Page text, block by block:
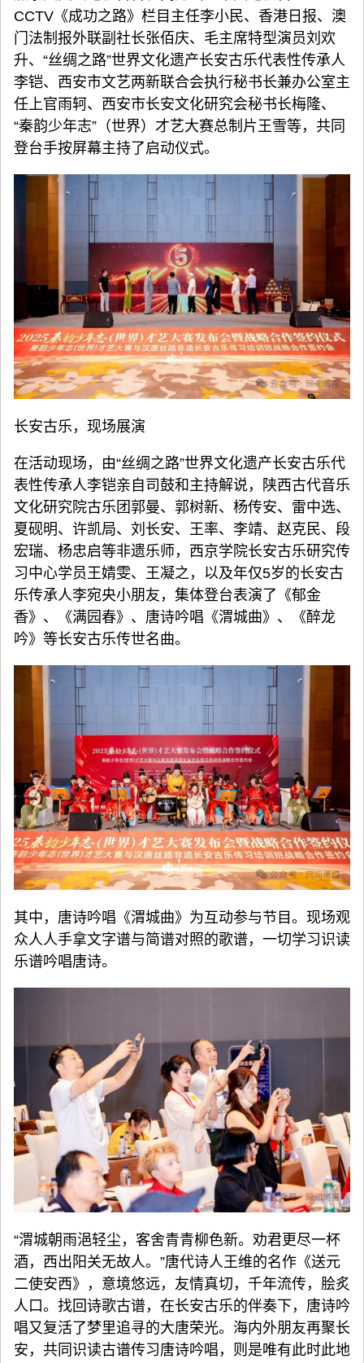
CCTV《成功之路》栏目主任李小民、香港日报、澳
门法制报外联副社长张佰庆、毛主席特型演员刘欢
升、“丝绸之路”世界文化遗产长安古乐代表性传承人
李铠、西安市文艺两新联合会执行秘书长兼办公室主
任上官雨轲、西安市长安文化研究会秘书长梅隆、
“秦韵少年志”（世界）才艺大赛总制片王雪等，共同
登台手按屏幕主持了启动仪式。
长安古乐，现场展演
在活动现场，由“丝绸之路”世界文化遗产长安古乐代
表性传承人李铠亲自司鼓和主持解说，陕西古代音乐
文化研究院古乐团郭曼、郭树新、杨传安、雷中选、
夏砚明、许凯局、刘长安、王率、李靖、赵克民、段
宏瑞、杨忠启等非遗乐师，西京学院长安古乐研究传
习中心学员王婧雯、王凝之，以及年仅5岁的长安古
乐传承人李宛央小朋友，集体登台表演了《郁金
香》、《满园春》、唐诗吟唱《渭城曲》、《醉龙
吟》等长安古乐传世名曲。
其中，唐诗吟唱《渭城曲》为互动参与节目。现场观
众人人手拿文字谱与简谱对照的歌谱，一切学习识读
乐谱吟唱唐诗。
“渭城朝雨浥轻尘，客舍青青柳色新。劝君更尽一杯
酒，西出阳关无故人。”唐代诗人王维的名作《送元
二使安西》，意境悠远，友情真切，千年流传，脍炙
人口。找回诗歌古谱，在长安古乐的伴奏下，唐诗吟
唱又复活了梦里追寻的大唐荣光。海内外朋友再聚长
安，共同识读古谱传习唐诗吟唱，则是唯有此时此地